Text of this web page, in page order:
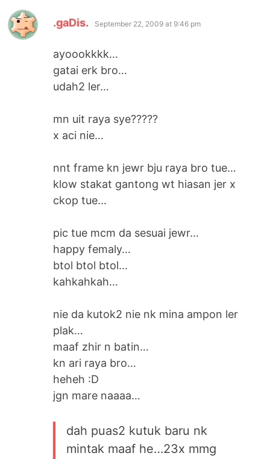
.gaDis. says:
September 22, 2009 at 9:46 pm
ayoookkkk…
gatai erk bro…
udah2 ler…
mn uit raya sye?????
x aci nie…
nnt frame kn jewr bju raya bro tue…
klow stakat gantong wt hiasan jer x
ckop tue…
pic tue mcm da sesuai jewr…
happy femaly…
btol btol btol…
kahkahkah…
nie da kutok2 nie nk mina ampon ler
plak…
maaf zhir n batin…
kn ari raya bro…
heheh :D
jgn mare naaaa…
dah puas2 kutuk baru nk
mintak maaf he…23x mmg